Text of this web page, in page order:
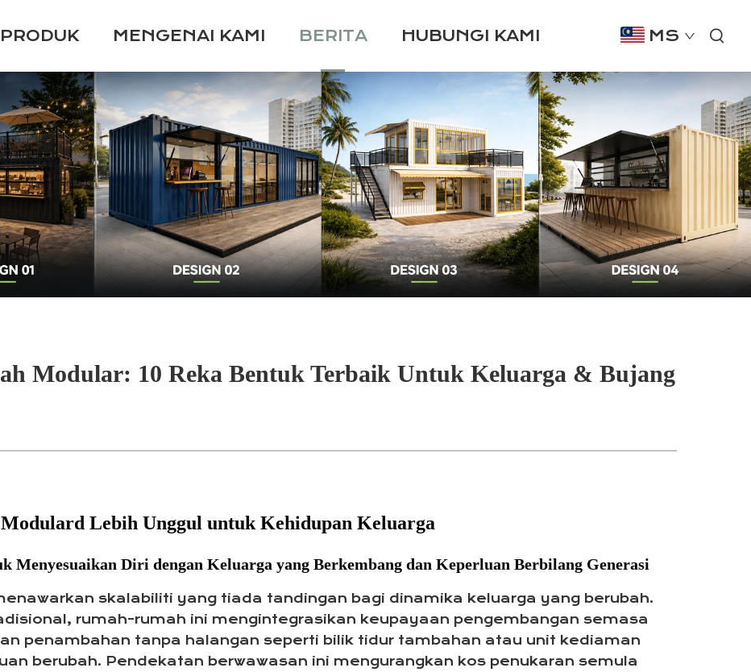
PRODUK MENGENAI KAMI BERITA HUBUNGI KAMI MS
Modular: 10 Reka Bentuk Terbaik Untuk Keluarga & Bujang
Lebih Unggul untuk Kehidupan Keluarga
Menyesuaikan Diri dengan Keluarga yang Berkembang dan Keperluan Berbilang Generasi
skalabiliti yang tiada tandingan bagi dinamika keluarga yang berubah.
rumah-rumah ini mengintegrasikan keupayaan pengembangan semasa
penambahan tanpa halangan seperti bilik tidur tambahan atau unit kediaman
berubah. Pendekatan berwawasan ini mengurangkan kos penukaran semula